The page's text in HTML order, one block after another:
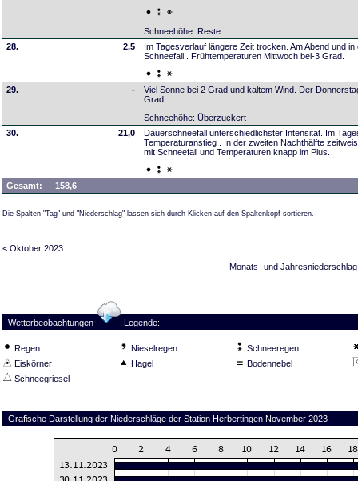
Schneehöhe: Reste
28.
2,5
Im Tagesverlauf längere Zeit trocken. Am Abend und
Schneefall . Frühtemperaturen Mittwoch bei-3 Grad.
29. -
Viel Sonne bei 2 Grad und kaltem Wind. Der
Grad.
Schneehöhe: Überzuckert
30.
21,0
Dauerschneefall unterschiedlichster Intensität. Im
Temperaturanstieg . In der zweiten Nachthälfte
mit Schneefall und Temperaturen knapp im Plus.
Gesamt: 158,6
Die Spalten "Tag" und "Niederschlag" lassen sich durch Klicken auf den Spaltenkopf sortieren.
< Oktober 2023
Monats- und Jahresniederschlag
Wetterbeobachtungen Legende:
Regen Nieselregen
Schneeregen
Eiskörner
Hagel
Bodennebel
Schneegriesel
Grafische Darstellung der Niederschläge der Station Herbertingen November 2023